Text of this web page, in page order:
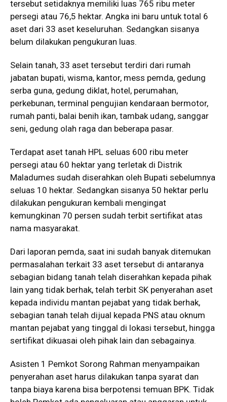
tersebut setidaknya memiliki luas 765 ribu meter
persegi atau 76,5 hektar. Angka ini baru untuk total 6
aset dari 33 aset keseluruhan. Sedangkan sisanya
belum dilakukan pengukuran luas.
Selain tanah, 33 aset tersebut terdiri dari rumah
jabatan bupati, wisma, kantor, mess pemda, gedung
serba guna, gedung diklat, hotel, perumahan,
perkebunan, terminal pengujian kendaraan bermotor,
rumah panti, balai benih ikan, tambak udang, sanggar
seni, gedung olah raga dan beberapa pasar.
Terdapat aset tanah HPL seluas 600 ribu meter
persegi atau 60 hektar yang terletak di Distrik
Maladumes sudah diserahkan oleh Bupati sebelumnya
seluas 10 hektar. Sedangkan sisanya 50 hektar perlu
dilakukan pengukuran kembali mengingat
kemungkinan 70 persen sudah terbit sertifikat atas
nama masyarakat.
Dari laporan pemda, saat ini sudah banyak ditemukan
permasalahan terkait 33 aset tersebut di antaranya
sebagian bidang tanah telah diserahkan kepada pihak
lain yang tidak berhak, telah terbit SK penyerahan aset
kepada individu mantan pejabat yang tidak berhak,
sebagian tanah telah dijual kepada PNS atau oknum
mantan pejabat yang tinggal di lokasi tersebut, hingga
sertifikat dikuasai oleh pihak lain dan sebagainya.
Asisten 1 Pemkot Sorong Rahman menyampaikan
penyerahan aset harus dilakukan tanpa syarat dan
tanpa biaya karena bisa berpotensi temuan BPK. Tidak